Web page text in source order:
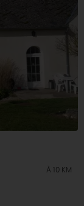
À 10 KM